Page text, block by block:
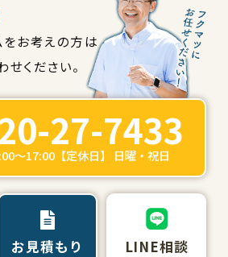
をお考えの方は
ください。
27-7433
～17:00【定休日】 日曜・祝日
お見積もり LINE相談